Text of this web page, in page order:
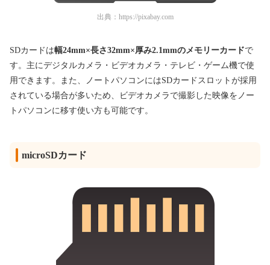
出典： https://pixabay.com
SDカードは幅24mm×長さ32mm×厚み2.1mmのメモリーカードで
す。主にデジタルカメラ・ビデオカメラ・テレビ・ゲーム機で使
用できます。また、ノートパソコンにはSDカードスロットが採用
されている場合が多いため、ビデオカメラで撮影した映像をノー
トパソコンに移す使い方も可能です。
microSDカード